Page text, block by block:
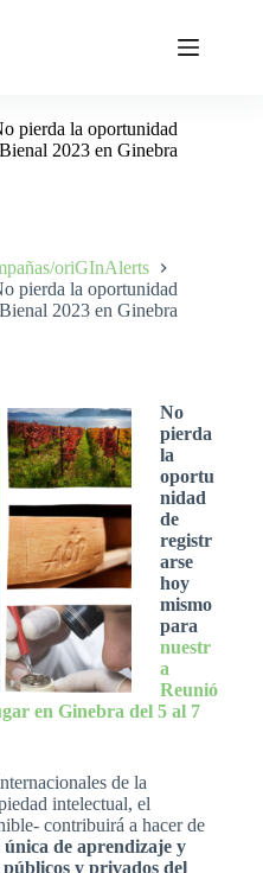
pierda la oportunidad
2023 en Ginebra
oriGInAlerts
pierda la oportunidad
2023 en Ginebra
No
pierda
la
oportu
nidad
de
registr
arse
hoy
mismo
para
nuestr
a
Reunió
en Ginebra del 5 al 7
de la
intelectual, el
contribuirá a hacer de
de aprendizaje y
y privados del